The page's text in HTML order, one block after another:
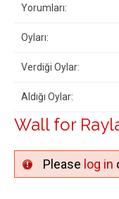
Yorumları:
Oyları:
Verdiği Oylar:
Aldığı Oylar:
Wall for
Please log in